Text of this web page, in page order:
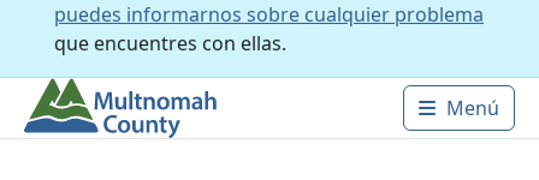
puedes informarnos sobre cualquier problema
que encuentres con ellas.
Main
Menú